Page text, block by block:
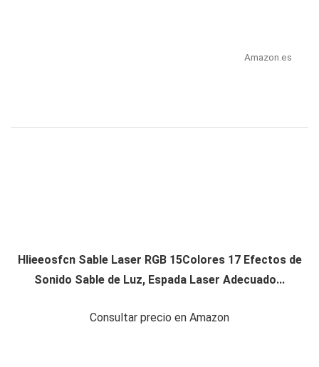
Amazon.es
Hlieeosfcn Sable Laser RGB 15Colores 17 Efectos de
Sonido Sable de Luz, Espada Laser Adecuado...
Consultar precio en Amazon